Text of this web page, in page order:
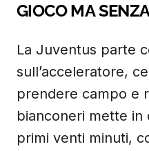
GIOCO MA
La Juventus parte
sull’acceleratore,
prendere campo e
bianconeri mette in
primi venti minuti,